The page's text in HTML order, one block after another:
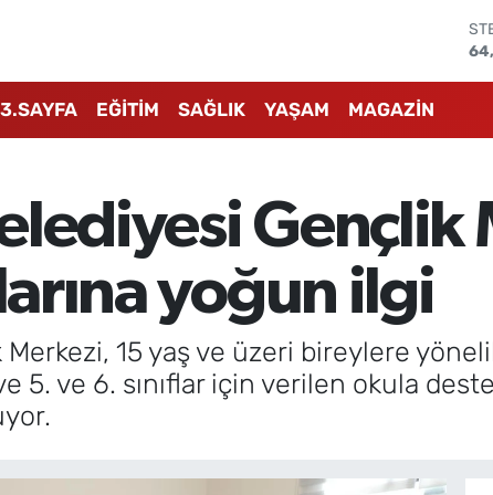
3.SAYFA EĞİTİM SAĞLIK YAŞAM MAGAZİN
Gençlik
yoğun ilgi
15 yaş ve üzeri bireylere
5. ve 6. sınıflar için verilen okula